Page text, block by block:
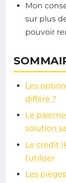
Mon
sur plus
pouvoir
Les
différé ?
Le
solution
Le crédit
l'utiliser
Les